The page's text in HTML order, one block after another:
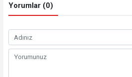
Yorumlar (0)